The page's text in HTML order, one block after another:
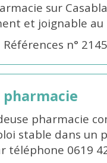
sur
et joignable au
Références n°
pharmacie
pharmacie
stable dans un
téléphone 0619